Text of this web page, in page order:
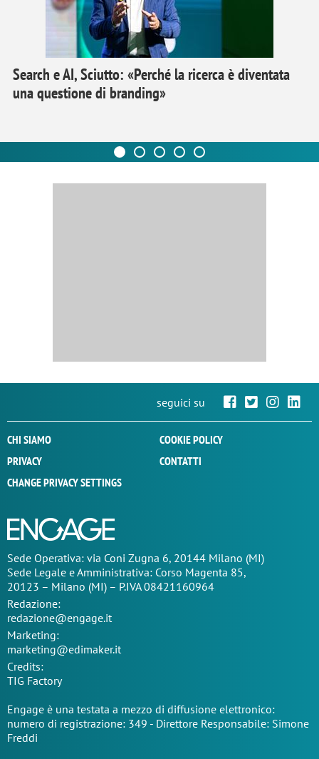
Search e AI, Sciutto: «Perché la ricerca è diventata
una questione di branding»
seguici su
CHI SIAMO
COOKIE POLICY
PRIVACY
CONTATTI
CHANGE PRIVACY SETTINGS
Sede Operativa: via Coni Zugna 6, 20144 Milano (MI)
Sede Legale e Amministrativa: Corso Magenta 85,
20123 – Milano (MI) – P.IVA 08421160964
Redazione:
redazione@engage.it
Marketing:
marketing@edimaker.it
Credits:
TIG Factory
Engage è una testata a mezzo di diffusione elettronico:
numero di registrazione: 349 - Direttore Responsabile: Simone
Freddi